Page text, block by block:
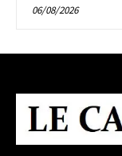
06/08/2026